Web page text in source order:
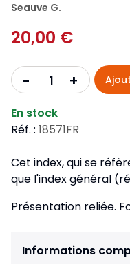
Seauve G.
20,00 €
- +
En stock
Réf. : 18571FR
Cet index, qui se
que l'index général
Présentation reliée.
Informations